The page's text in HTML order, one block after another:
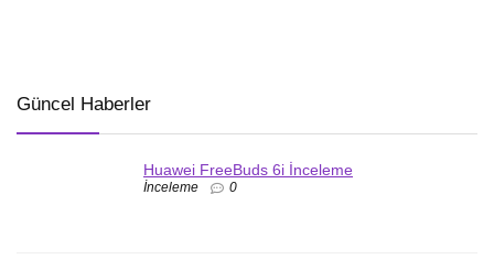
Güncel Haberler
Huawei FreeBuds 6i İnceleme
İnceleme 0